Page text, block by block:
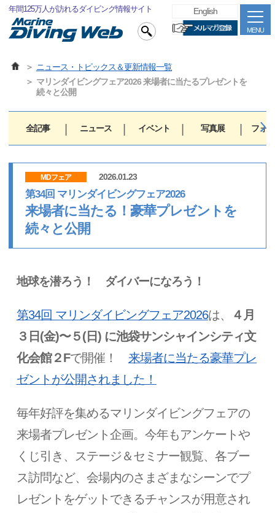
年間125万人が訪れるダイビング情報サイト
MENU
English
ニュース・トピックス＆更新情報一覧
マリンダイビングフェア2026 来場者に当たるプレゼントを
続々と公開
全記事 ニュース イベント 写真展 フォ
MDフェア 2026.01.23
第34回 マリンダイビングフェア2026
来場者に当たる！豪華プレゼントを
続々と公開
地球を潜ろう！ ダイバーになろう！
第34回 マリンダイビングフェア2026は、
４月
３日(金)〜５(日) に池袋サンシャインシティ文
化会館２Fで開催！ 来場者に当たる豪華プレ
ゼントが公開されました！
毎年好評を集めるマリンダイビングフェアの
来場者プレゼント企画。今年もアンケートや
くじ引き、ステージ＆セミナー観覧、各ブー
ス訪問など、会場内のさまざまなシーンでプ
レゼントをゲットできるチャンスが用意され